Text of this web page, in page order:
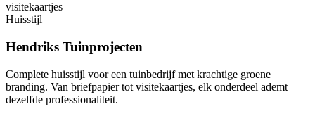
Huisstijl
Hendriks Tuinprojecten
Complete huisstijl voor een tuinbedrijf met krachtige groene
branding. Van briefpapier tot visitekaartjes, elk onderdeel ademt
dezelfde professionaliteit.